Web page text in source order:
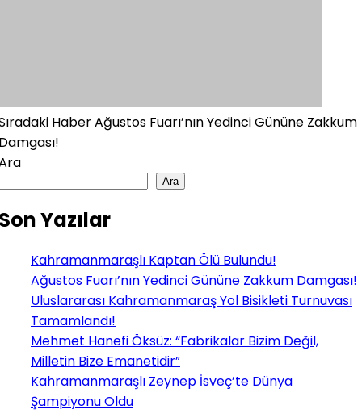
HaberAğustos Fuarı’nın Yedinci Gününe Zakkum
Ara
Yazılar
Kahramanmaraşlı Kaptan Ölü Bulundu!
Ağustos Fuarı’nın Yedinci Gününe Zakkum Damgası!
Uluslararası Kahramanmaraş Yol Bisikleti Turnuvası
Tamamlandı!
Mehmet Hanefi Öksüz: “Fabrikalar Bizim Değil,
Milletin Bize Emanetidir”
Kahramanmaraşlı Zeynep İsveç’te Dünya
Şampiyonu Oldu